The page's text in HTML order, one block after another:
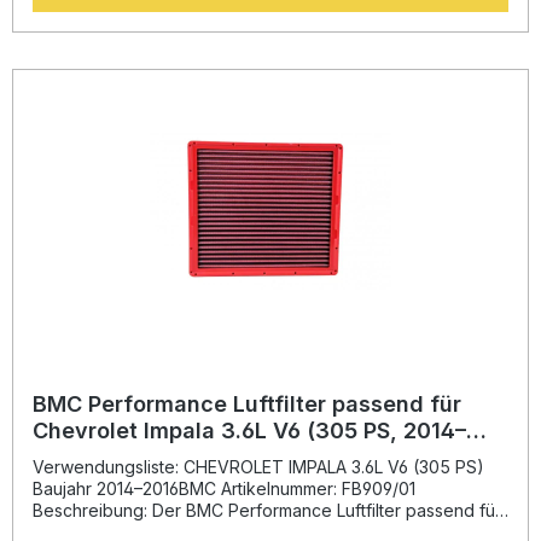
erzielt, der die Leistungsentfaltung des Motors unterstützt
und gleichzeitig eine lange Lebensdauer garantiert. Das
Herstellung stabiler Filtergehäuse ohne Schweißnähte und
einem dünnflüssigen Spezialöl getränkt ist, um eine
optimale Luftdurchlässigkeit zu sichern. Das
Legierungsgewebe mit Epoxidbeschichtung schützt
zusätzlich zuverlässig vor Oxidation und Benzindämpfen.
Diese Kombination macht den BMC Performance Luftfilter
zu einer langlebigen und effizienten Alternative gegenüber
herkömmlichen Papierfiltern. Höherer Luftdurchsatz für
Luftfilter FB825/20 Montagehinweise
BMC Performance Luftfilter passend für
Chevrolet Impala 3.6L V6 (305 PS, 2014–
2016)
Verwendungsliste: CHEVROLET IMPALA 3.6L V6 (305 PS)
Baujahr 2014–2016BMC Artikelnummer: FB909/01
Beschreibung: Der BMC Performance Luftfilter passend für